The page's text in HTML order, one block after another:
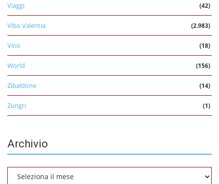
Viaggi (42)
Vibo Valentia (2.983)
Vino (18)
World (156)
Zibaldone (14)
Zungri (1)
Archivio
Archivio